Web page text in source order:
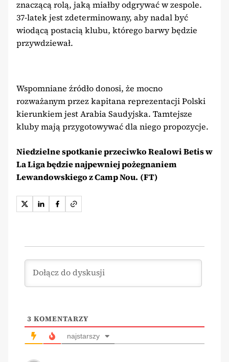
znaczącą rolą, jaką miałby odgrywać w zespole.
37-latek jest zdeterminowany, aby nadal być
wiodącą postacią klubu, którego barwy będzie
przywdziewał.
Wspomniane źródło donosi, że mocno
rozważanym przez kapitana reprezentacji Polski
kierunkiem jest Arabia Saudyjska. Tamtejsze
kluby mają przygotowywać dla niego propozycje.
Niedzielne spotkanie przeciwko Realowi Betis w
La Liga będzie najpewniej pożegnaniem
Lewandowskiego z Camp Nou. (FT)
3 KOMENTARZY
najstarszy